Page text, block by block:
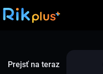
Prejsť na teraz